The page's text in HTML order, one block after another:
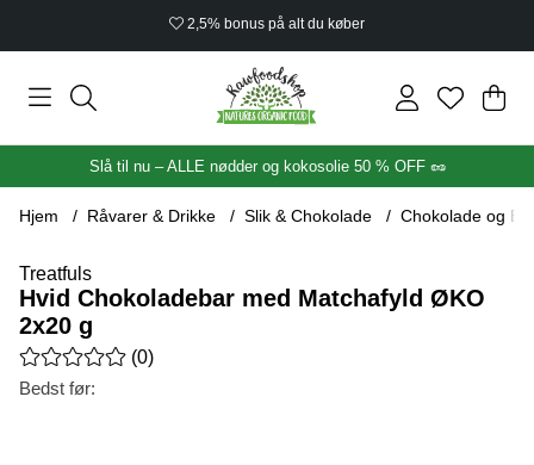
2,5% bonus på alt du køber
.
Slå til nu – ALLE nødder og kokosolie 50 % OFF 🥜
Hjem Råvarer & Drikke Slik & Chokolade Chokolade og
Treatfuls
Hvid Chokoladebar med Matchafyld ØKO
2x20 g
Gennemsnitlig vurdering 0 ud af 5 Antal vurderinger 0
(0)
Bedst før: